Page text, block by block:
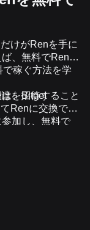
けがRenを手に
、無料でRenを
稼ぐ方法を学
を招待すること
参加し、無料で
、Bitget
Renに交換でき